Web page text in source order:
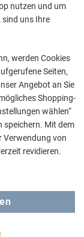
nutzen und um
sind uns Ihre
werden Cookies
Seiten,
Angebot an Sie
Shopping-
wählen“
speichern. Mit dem
Verwendung von
revidieren.